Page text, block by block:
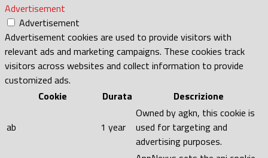
Advertisement
Advertisement
Advertisement cookies are used to provide visitors with
relevant ads and marketing campaigns. These cookies track
visitors across websites and collect information to provide
customized ads.
Cookie
Durata Descrizione
ab 1 year
Owned by agkn, this cookie is
used for targeting and
advertising purposes.